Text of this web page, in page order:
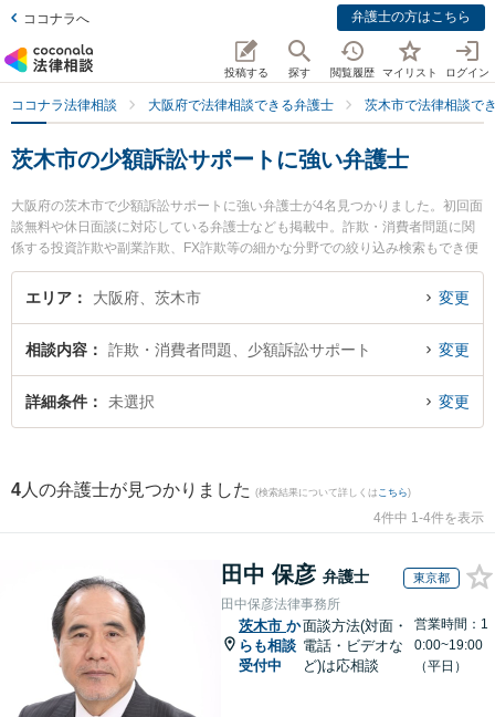
ココナラへ 弁護士の方はこちら
投稿する 探す 閲覧履歴 マイリスト ログイン
ココナラ法律相談 大阪府で法律相談できる弁護士 茨木市で法律相談で
茨木市の少額訴訟サポートに強い弁護士
大阪府の茨木市で少額訴訟サポートに強い弁護士が4名見つかりました。初回面
談無料や休日面談に対応している弁護士なども掲載中。詐欺・消費者問題に関
係する投資詐欺や副業詐欺、FX詐欺等の細かな分野での絞り込み検索もでき便
利です。特に弁護士法人茨木あさひ法律事務所の谷井 光弁護士や柏葉法律事務
所の河野 嵩士弁護士、いばらき総合法律事務所の大西 健太郎弁護士のプロフィ
額訴訟サポートのトラブル解決の実績豊富な近くの弁護士を検索したい』『初
回相談無料で少額訴訟サポートを法律相談できる茨木市内の弁護士に相談予約
したい』などでお困りの相談者さんにおすすめです。
エリア 大阪府、茨木市 変更
相談内容 詐欺・消費者問題、少額訴訟サポート 変更
詳細条件 未選択 変更
4 人の弁護士が見つかりました (検索結果について詳しくは こちら)
4件中 1-4件を表示
田中 保彦 弁護士 東京都
田中保彦法律事務所
茨木市 か
らも相談
受付中
面談方法(対面・
電話・ビデオな
ど)は応相談
営業時間：1
0:00~19:00
（平日）